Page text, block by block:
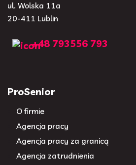
ul. Wolska 11a
20-411 Lublin
+48 793556 793
ProSenior
O firmie
Agencja pracy
Agencja pracy za granicą
Agencja zatrudnienia